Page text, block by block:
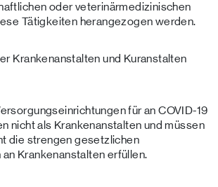
oder veterinärmedizinischen
Tätigkeiten herangezogen werden.
Krankenanstalten und Kuranstalten
für an COVID-19
nicht als Krankenanstalten und müssen
die strengen gesetzlichen
Krankenanstalten erfüllen.